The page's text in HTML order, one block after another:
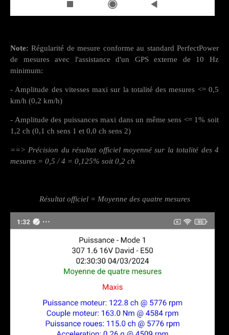
Note: Régularité de mesure conforme au standard PerfectPower
de mesures avec l'assistance d'un GPS externe de 10 Hz
minimum:
- Amplitude des vitesses maxi sur la totalité des mesures <= 0,5
km/h (0,2 km/h)
- Amplitude des puissances maxi dans un même sens <= 1% soit
1,2 ch (0,1 ch sens 1 et 0,0 ch sens 2)
==> Précision du résultat officiel moyenné sur la totalité des 4
mesures = 0,5 / 4 = 0,125% soit 0,2 ch
Résultat officiel = Moyenne des quatre mesures